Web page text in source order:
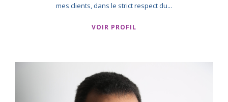
mes clients, dans le strict respect du...
VOIR PROFIL